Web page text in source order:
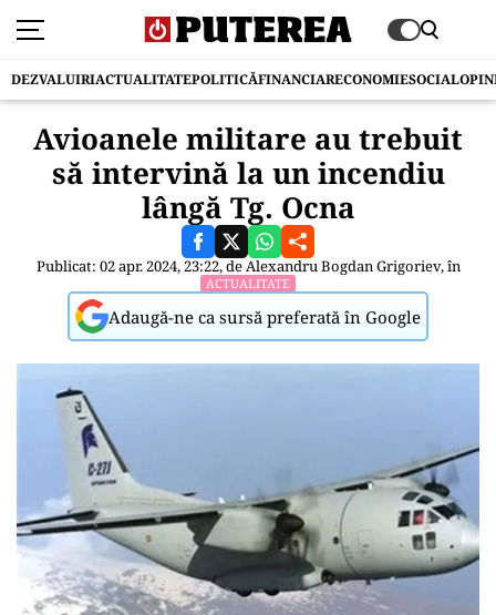
DEZVALUIRIACTUALITATEPOLITICĂFINANCIARECONOMIESOCIAL
Avioanele militare au trebuit
să intervină la un incendiu
lângă Tg. Ocna
Publicat: 02 apr. 2024, 23:22, deAlexandru Bogdan Grigoriev, în
ACTUALITATE
Adaugă-ne ca sursă preferată în Google